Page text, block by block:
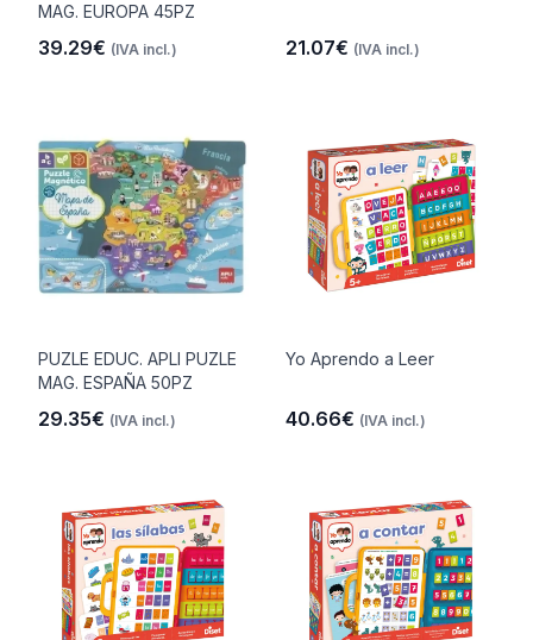
MAG. EUROPA 45PZ
39.29€ (IVA incl.) 21.07€ (IVA incl.)
PUZLE EDUC. APLI PUZLE
MAG. ESPAÑA 50PZ
29.35€ (IVA incl.)
Yo Aprendo a Leer
40.66€ (IVA incl.)